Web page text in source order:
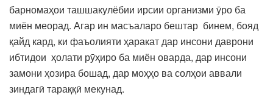
барномаҳои ташшакулёбии ирсии организми ӯро ба
миён меорад. Агар ин масъаларо бештар бинем, бояд
қайд кард, ки фаъолияти ҳаракат дар инсони даврони
ибтидои ҳолати рӯҳиро ба миён оварда, дар инсони
замони ҳозира бошад, дар моҳҳо ва солҳои аввали
зиндагӣ тараққӣ мекунад.